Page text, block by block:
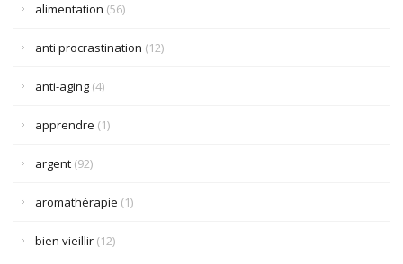
alimentation (56)
anti procrastination (12)
anti-aging (4)
apprendre (1)
argent (92)
aromathérapie (1)
bien vieillir (12)